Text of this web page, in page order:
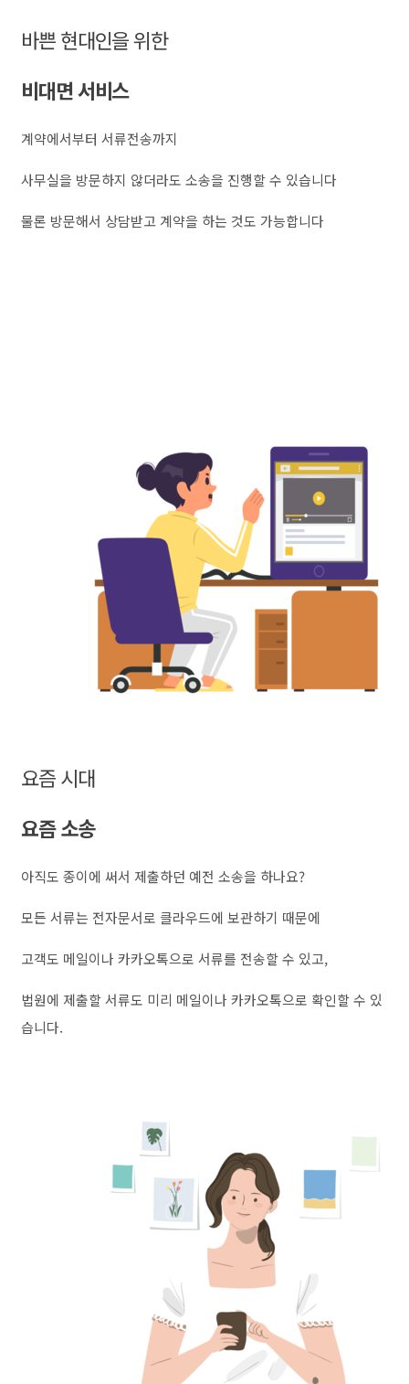
바쁜 현대인을 위한
비대면 서비스
계약에서부터 서류전송까지
사무실을 방문하지 않더라도 소송을 진행할 수 있습니다
물론 방문해서 상담받고 계약을 하는 것도 가능합니다
요즘 시대
요즘 소송
아직도 종이에 써서 제출하던 예전 소송을 하나요?
모든 서류는 전자문서로 클라우드에 보관하기 때문에
고객도 메일이나 카카오톡으로 서류를 전송할 수 있고,
법원에 제출할 서류도 미리 메일이나 카카오톡으로 확인할 수 있
습니다.